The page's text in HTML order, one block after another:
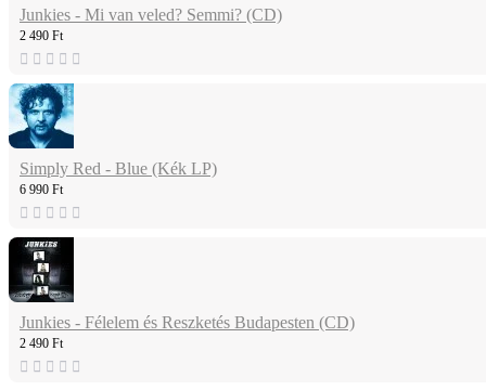
Junkies - Mi van veled? Semmi? (CD)
2 490 Ft
Simply Red - Blue (Kék LP)
6 990 Ft
Junkies - Félelem és Reszketés Budapesten (CD)
2 490 Ft